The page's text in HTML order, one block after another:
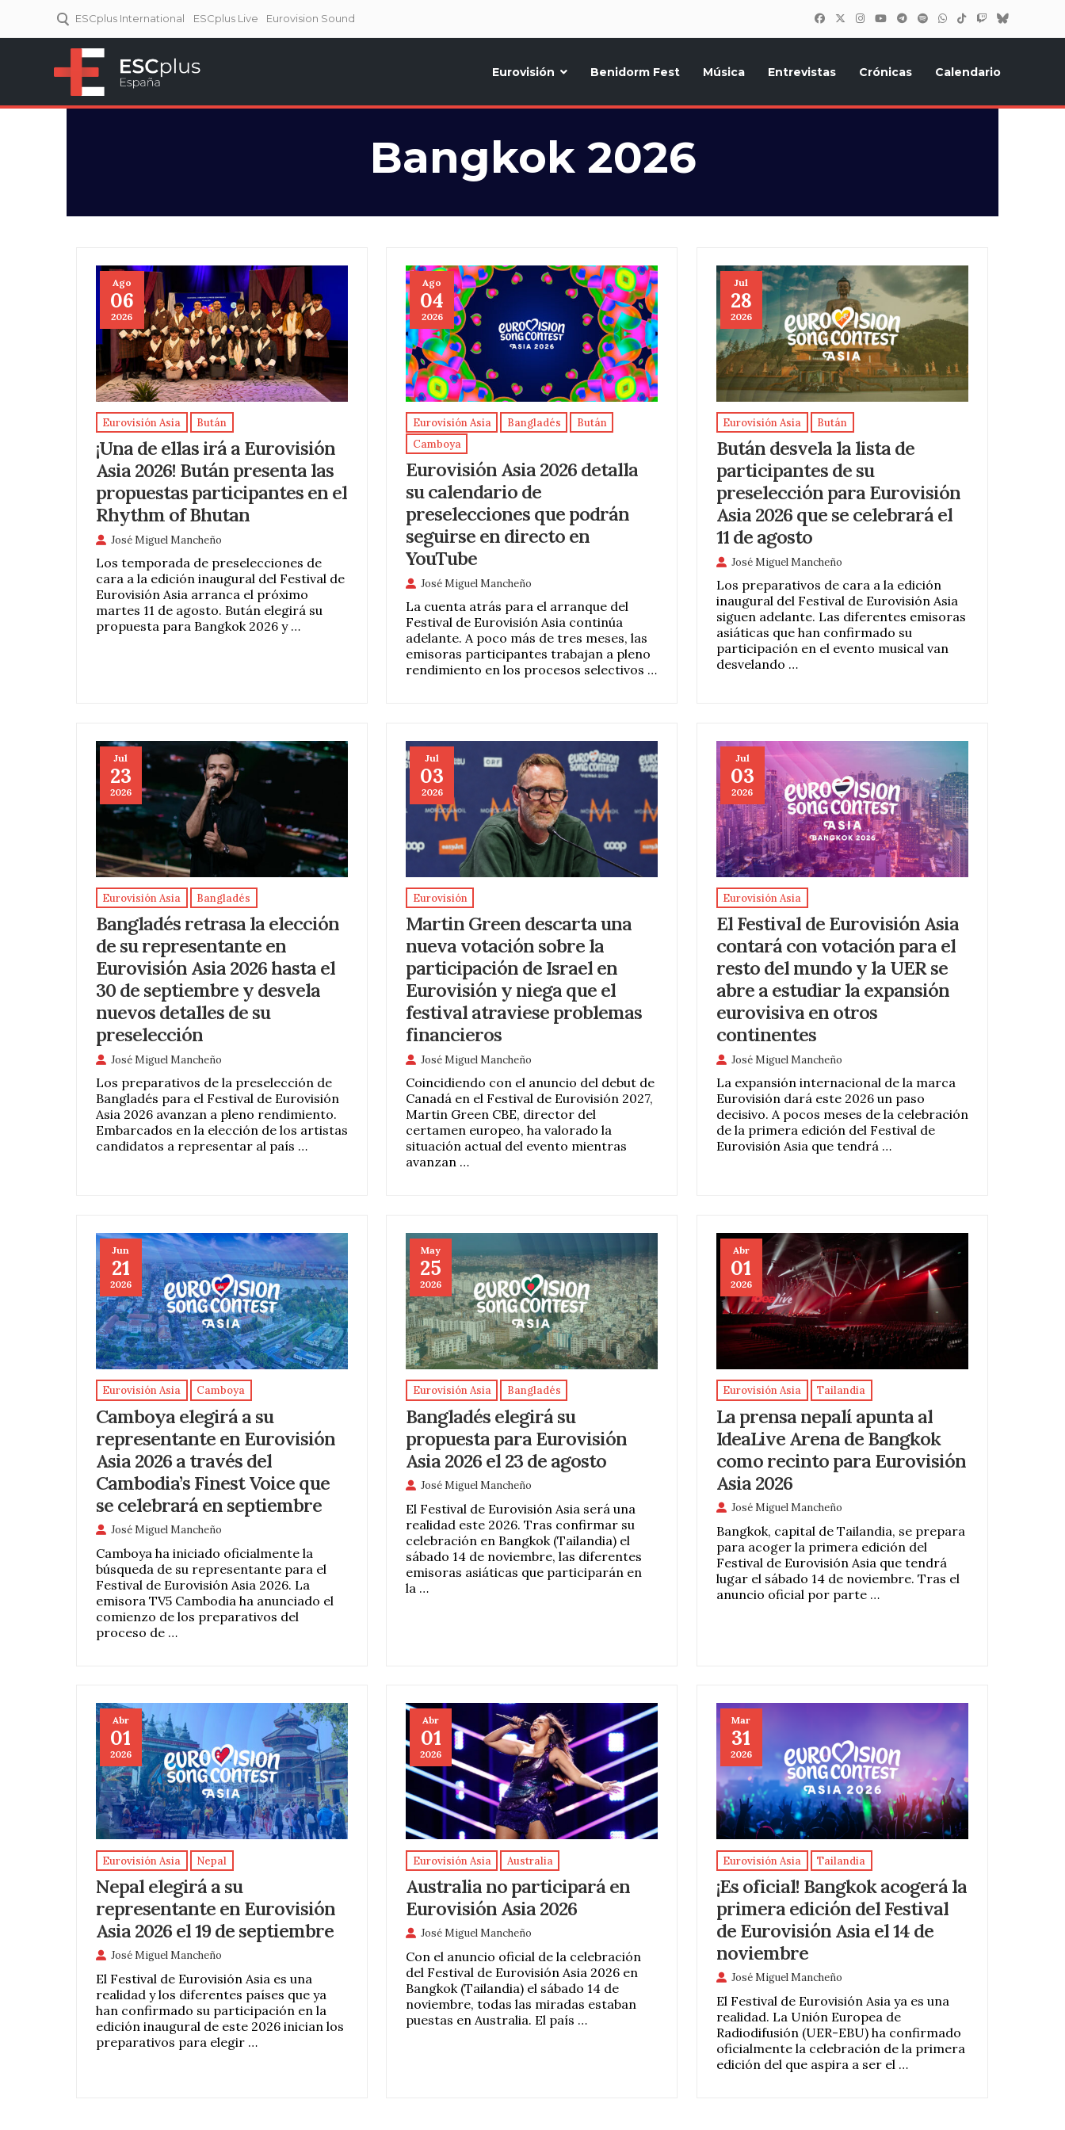
ESCplus International ESCplus Live Eurovision Sound
Eurovisión Benidorm Fest Música Entrevistas Crónicas Calendario
Bangkok 2026
Ago
06
2026
Eurovisión Asia Bután
¡Una de ellas irá a Eurovisión
Asia 2026! Bután presenta las
propuestas participantes en el
Rhythm of Bhutan
José Miguel Mancheño
Los temporada de preselecciones de
cara a la edición inaugural del Festival de
Eurovisión Asia arranca el próximo
martes 11 de agosto. Bután elegirá su
propuesta para Bangkok 2026 y …
Ago
04
2026
Eurovisión Asia Bangladés
Bután
Camboya
Eurovisión Asia 2026 detalla
su calendario de
preselecciones que podrán
seguirse en directo en
YouTube
José Miguel Mancheño
La cuenta atrás para el arranque del
Festival de Eurovisión Asia continúa
adelante. A poco más de tres meses, las
emisoras participantes trabajan a pleno
rendimiento en los procesos selectivos …
Jul
28
2026
Eurovisión Asia Bután
Bután desvela la lista de
participantes de su
preselección para Eurovisión
Asia 2026 que se celebrará el
11 de agosto
José Miguel Mancheño
Los preparativos de cara a la edición
inaugural del Festival de Eurovisión Asia
siguen adelante. Las diferentes emisoras
asiáticas que han confirmado su
participación en el evento musical van
desvelando …
Jul
23
2026
Eurovisión Asia Bangladés
Bangladés retrasa la elección
de su representante en
Eurovisión Asia 2026 hasta el
30 de septiembre y desvela
nuevos detalles de su
preselección
José Miguel Mancheño
Los preparativos de la preselección de
Bangladés para el Festival de Eurovisión
Asia 2026 avanzan a pleno rendimiento.
Embarcados en la elección de los artistas
candidatos a representar al país …
Jul
03
2026
Eurovisión
Martin Green descarta una
nueva votación sobre la
participación de Israel en
Eurovisión y niega que el
festival atraviese problemas
financieros
José Miguel Mancheño
Coincidiendo con el anuncio del debut de
Canadá en el Festival de Eurovisión 2027,
Martin Green CBE, director del
certamen europeo, ha valorado la
situación actual del evento mientras
avanzan …
Jul
03
2026
Eurovisión Asia
El Festival de Eurovisión Asia
contará con votación para el
resto del mundo y la UER se
abre a estudiar la expansión
eurovisiva en otros
continentes
José Miguel Mancheño
La expansión internacional de la marca
Eurovisión dará este 2026 un paso
decisivo. A pocos meses de la celebración
de la primera edición del Festival de
Eurovisión Asia que tendrá …
Jun
21
2026
Eurovisión Asia Camboya
Camboya elegirá a su
representante en Eurovisión
Asia 2026 a través del
Cambodia’s Finest Voice que
se celebrará en septiembre
José Miguel Mancheño
Camboya ha iniciado oficialmente la
búsqueda de su representante para el
Festival de Eurovisión Asia 2026. La
emisora TV5 Cambodia ha anunciado el
comienzo de los preparativos del
proceso de …
May
25
2026
Eurovisión Asia Bangladés
Bangladés elegirá su
propuesta para Eurovisión
Asia 2026 el 23 de agosto
José Miguel Mancheño
El Festival de Eurovisión Asia será una
realidad este 2026. Tras confirmar su
celebración en Bangkok (Tailandia) el
sábado 14 de noviembre, las diferentes
emisoras asiáticas que participarán en
la …
Abr
01
2026
Eurovisión Asia Tailandia
La prensa nepalí apunta al
IdeaLive Arena de Bangkok
como recinto para Eurovisión
Asia 2026
José Miguel Mancheño
Bangkok, capital de Tailandia, se prepara
para acoger la primera edición del
Festival de Eurovisión Asia que tendrá
lugar el sábado 14 de noviembre. Tras el
anuncio oficial por parte …
Abr
01
2026
Eurovisión Asia Nepal
Nepal elegirá a su
representante en Eurovisión
Asia 2026 el 19 de septiembre
José Miguel Mancheño
El Festival de Eurovisión Asia es una
realidad y los diferentes países que ya
han confirmado su participación en la
edición inaugural de este 2026 inician los
preparativos para elegir …
Abr
01
2026
Eurovisión Asia Australia
Australia no participará en
Eurovisión Asia 2026
José Miguel Mancheño
Con el anuncio oficial de la celebración
del Festival de Eurovisión Asia 2026 en
Bangkok (Tailandia) el sábado 14 de
noviembre, todas las miradas estaban
puestas en Australia. El país …
Mar
31
2026
Eurovisión Asia Tailandia
¡Es oficial! Bangkok acogerá la
primera edición del Festival
de Eurovisión Asia el 14 de
noviembre
José Miguel Mancheño
El Festival de Eurovisión Asia ya es una
realidad. La Unión Europea de
Radiodifusión (UER-EBU) ha confirmado
oficialmente la celebración de la primera
edición del que aspira a ser el …